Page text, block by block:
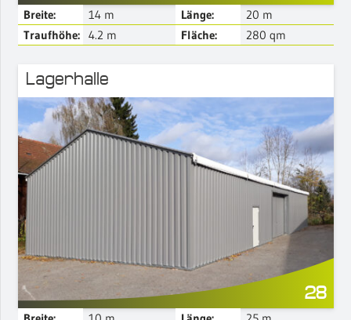
Breite: 14m Länge: 20 m
Traufhöhe:
4.2 m Fläche: 280 qm
Lagerhalle
28